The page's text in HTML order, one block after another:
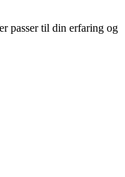
passer til din erfaring og